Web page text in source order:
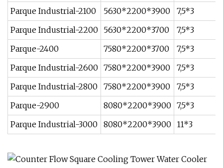
Parque Industrial-2100
5630*2200*3900
7,5*3
Parque Industrial-2200
5630*2200*3700
7,5*3
Parque-2400
7580*2200*3700
7,5*3
Parque Industrial-2600 7580*2200*3900
7,5*3
Parque Industrial-2800
7580*2200*3900
7,5*3
Parque-2900
8080*2200*3900 7,5*3
Parque Industrial-3000
8080*2200*3900 11*3